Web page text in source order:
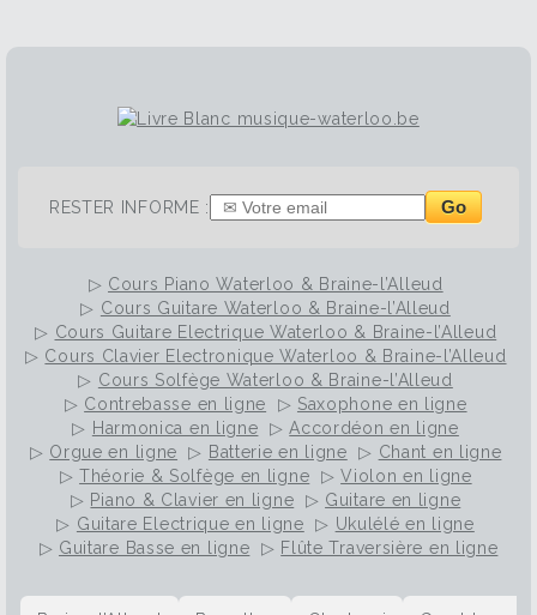
RESTER INFORME : Go
▷ Cours Piano Waterloo & Braine-l’Alleud
▷ Cours Guitare Waterloo & Braine-l’Alleud
▷ Cours Guitare Electrique Waterloo & Braine-l’Alleud
▷ Cours Clavier Electronique Waterloo & Braine-l’Alleud
▷ Cours Solfège Waterloo & Braine-l’Alleud
▷ Contrebasse en ligne ▷ Saxophone en ligne
▷ Harmonica en ligne ▷Accordéon en ligne
▷ Orgue en ligne ▷ Batterie en ligne ▷ Chant en ligne
▷Théorie & Solfège en ligne ▷Violon en ligne
▷ Piano & Clavier en ligne ▷ Guitare en ligne
▷ Guitare Electrique en ligne ▷ Ukulélé en ligne
▷ Guitare Basse en ligne ▷ Flûte Traversière en ligne